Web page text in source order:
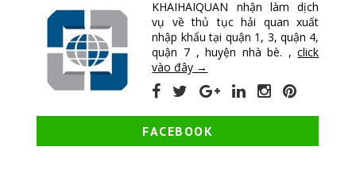
KHAIHAIQUAN nhận làm dịch
vụ về thủ tục hải quan xuất
nhập khẩu tại quận 1, 3, quận 4,
quận 7 , huyện nhà bè. ,click
vào đây →
FACEBOOK